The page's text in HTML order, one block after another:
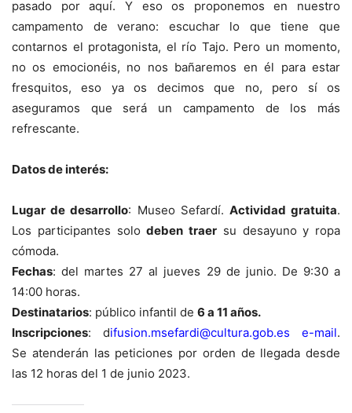
pasado por aquí. Y eso os proponemos en nuestro
campamento de verano: escuchar lo que tiene que
contarnos el protagonista, el río Tajo. Pero un momento,
no os emocionéis, no nos bañaremos en él para estar
fresquitos, eso ya os decimos que no, pero sí os
aseguramos que será un campamento de los más
refrescante.
Datos de interés:
Lugar de desarrollo: Museo Sefardí. Actividad gratuita.
Los participantes solodeben traer su desayuno y ropa
cómoda.
Fechas: del martes 27 al jueves 29 de junio. De 9:30 a
14:00 horas.
Destinatarios: público infantil de 6 a 11 años.
Inscripciones: difusion.msefardi@cultura.gob.es e-mail.
Se atenderán las peticiones por orden de llegada desde
las 12 horas del 1 de junio 2023.